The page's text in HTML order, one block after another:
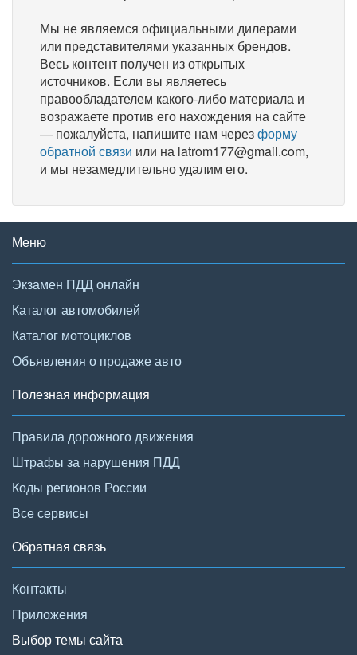
Мы не являемся официальными дилерами
или представителями указанных брендов.
Весь контент получен из открытых
источников. Если вы являетесь
правообладателем какого-либо материала и
возражаете против его нахождения на сайте
— пожалуйста, напишите нам черезформу
обратной связи или на latrom177@gmail.com,
и мы незамедлительно удалим его.
Меню
Экзамен ПДД онлайн
Каталог автомобилей
Каталог мотоциклов
Объявления о продаже авто
Полезная информация
Правила дорожного движения
Штрафы за нарушения ПДД
Коды регионов России
Все сервисы
Обратная связь
Контакты
Приложения
Выбор темы сайта